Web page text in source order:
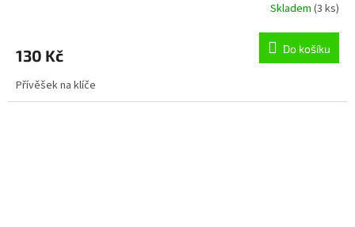
Skladem (3 ks)
130 Kč Do košíku
Přívěšek na klíče